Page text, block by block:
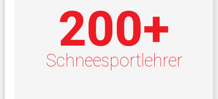
Schneesportlehrer
200+